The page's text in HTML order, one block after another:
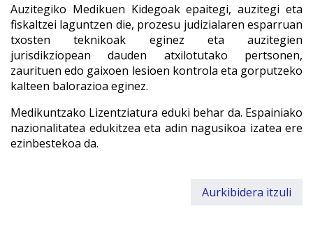
Auzitegiko Medikuen Kidegoak epaitegi, auzitegi eta
fiskaltzei laguntzen die, prozesu judizialaren esparruan
txosten teknikoak eginez eta auzitegien
jurisdikziopean dauden atxilotutako pertsonen,
zaurituen edo gaixoen lesioen kontrola eta gorputzeko
kalteen balorazioa eginez.
Medikuntzako Lizentziatura eduki behar da. Espainiako
nazionalitatea edukitzea eta adin nagusikoa izatea ere
ezinbestekoa da.
Aurkibidera itzuli